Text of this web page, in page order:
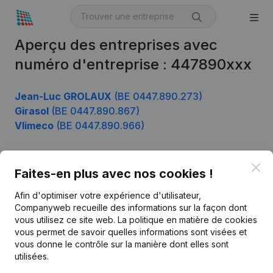
Aperçu des entreprises avec
numéro d'entreprise : 447890xxx
Jean-Luc GROLAUX (BE 0447.890.273)
Girasol (BE 0447.890.867)
Vlimeco (BE 0447.890.966)
Faites-en plus avec nos cookies !
Afin d'optimiser votre expérience d'utilisateur,
Companyweb recueille des informations sur la façon dont
vous utilisez ce site web. La politique en matière de cookies
vous permet de savoir quelles informations sont visées et
vous donne le contrôle sur la manière dont elles sont
utilisées.
Français
Kantorenpark Everest
Produit
Informations d’entreprise
Monitoring
Recherche internationale